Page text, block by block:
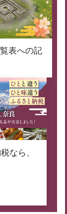
表への記
なら、